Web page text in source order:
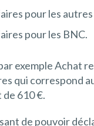
pour les
pour les BNC.
exemple Achat
qui correspond
610 €.
de pouvoir